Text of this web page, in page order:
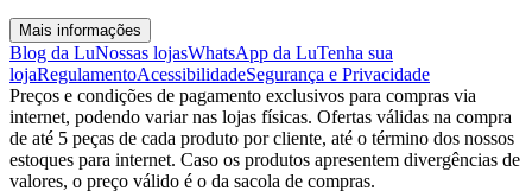
Mais informações
Blog da LuNossas lojasWhatsApp da LuTenha sua
lojaRegulamentoAcessibilidadeSegurança e Privacidade
Preços e condições de pagamento exclusivos para compras via
internet, podendo variar nas lojas físicas. Ofertas válidas na compra
de até 5 peças de cada produto por cliente, até o término dos nossos
estoques para internet. Caso os produtos apresentem divergências de
valores, o preço válido é o da sacola de compras.